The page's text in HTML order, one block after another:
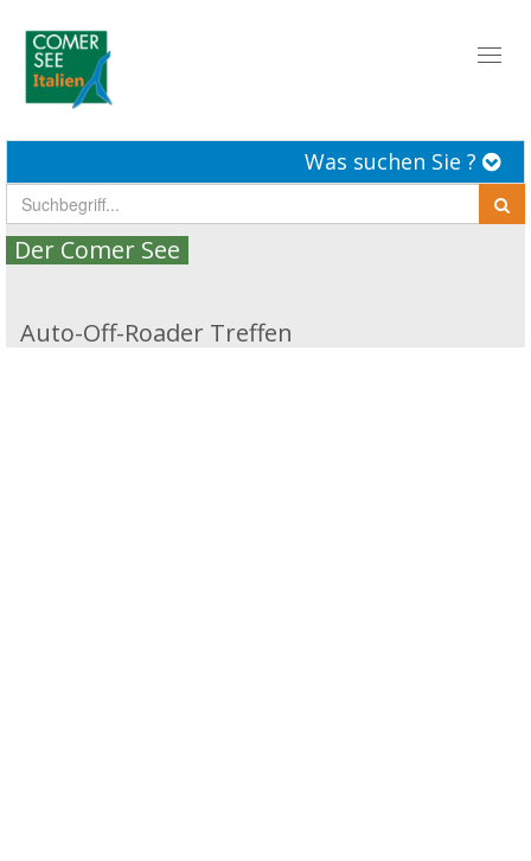
Was suchen Sie ?
Der Comer See
Auto-Off-Roader Treffen